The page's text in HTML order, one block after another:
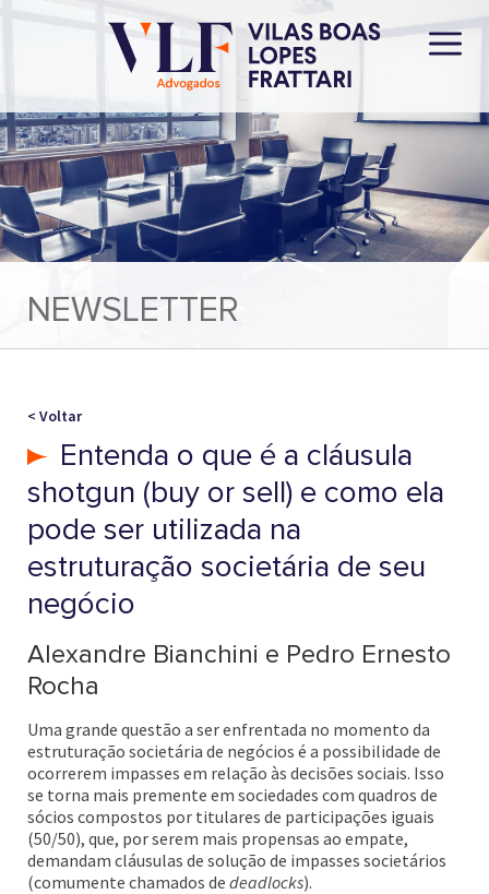
NEWSLETTER
< Voltar
Entenda o que é a cláusula
shotgun (buy or sell) e como ela
pode ser utilizada na
estruturação societária de seu
negócio
Alexandre Bianchini e Pedro Ernesto
Rocha
Uma grande questão a ser enfrentada no momento da
estruturação societária de negócios é a possibilidade de
ocorrerem impasses em relação às decisões sociais. Isso
se torna mais premente em sociedades com quadros de
sócios compostos por titulares de participações iguais
(50/50), que, por serem mais propensas ao empate,
demandam cláusulas de solução de impasses societários
(comumente chamados de deadlocks).